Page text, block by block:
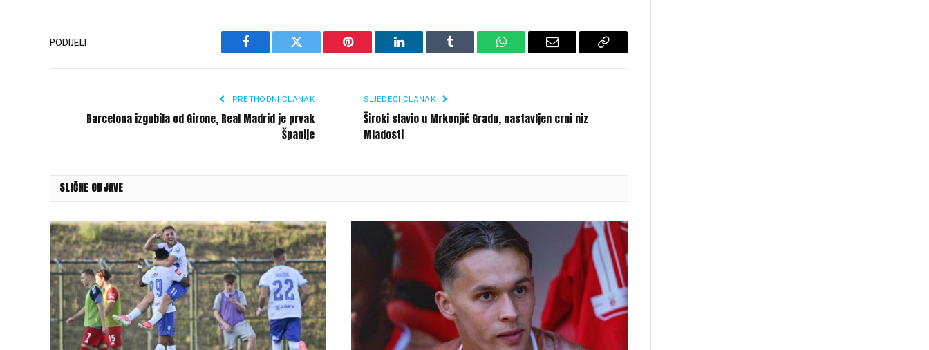
PODIJELI
Facebook Twitter Pinterest LinkedIn Tumblr WhatsAppEmail
Copy
PRETHODNI ČLANAK
Barcelona izgubila od Girone, Real Madrid je prvak
Španije
SLJEDEĆI ČLANAK
Široki slavio u Mrkonjić Gradu, nastavljen crni niz
Mladosti
SLIČNE OBJAVE